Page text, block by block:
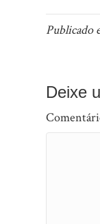
Publicado
Deixe